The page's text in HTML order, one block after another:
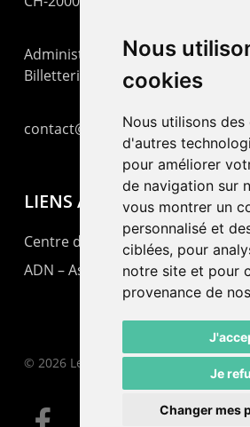
Nous
cookies
Nous utilisons
d'autres
pour améliorer
de navigation sur
vous montrer un
personnalisé et
ciblées, pour
notre site et pour
provenance de
Je
Changer mes
Administration : +41 32 725 03 03
Billetterie : +41 32 725 05 05
contact@lepommier.ch
LIENS AMIS
Centre de culture ABC
ADN – Association Danse
© 2026 Le Pommier.
facebook email